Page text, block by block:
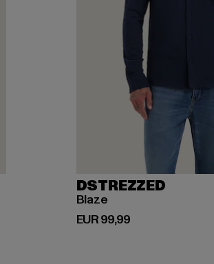
DSTREZZED
Blaze
EUR 99,99
Derzeitiger Preis: EUR 99,99